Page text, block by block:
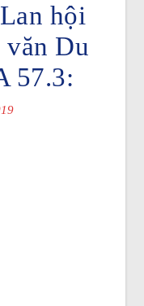
hội
Du
57.3: